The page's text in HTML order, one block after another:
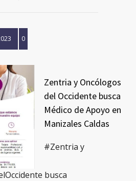
0
Zentria y Oncólogos
del Occidente busca
Médico de Apoyo en
Manizales Caldas
#Zentria y
busca